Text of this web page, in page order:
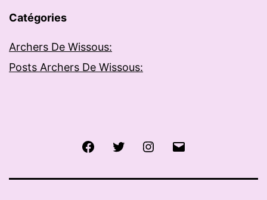
Catégories
Archers De Wissous:
Posts Archers De Wissous:
FacebookTwitter Instagram